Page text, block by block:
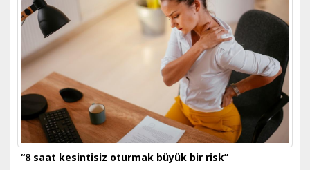
“8 saat kesintisiz oturmak büyük bir risk”